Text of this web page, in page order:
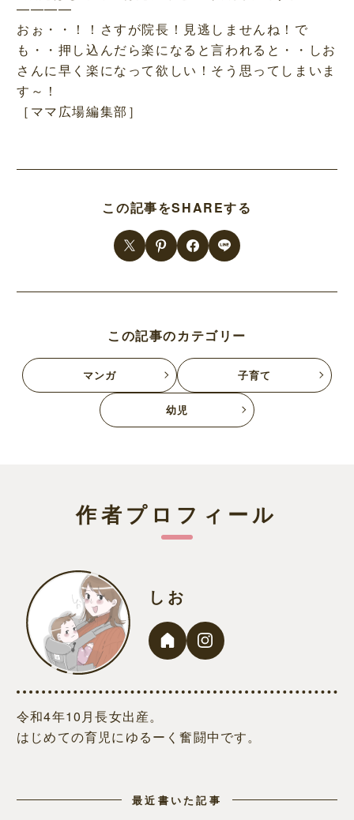
————
おぉ・・！！さすが院長！見逃しませんね！で
も・・押し込んだら楽になると言われると・・しお
さんに早く楽になって欲しい！そう思ってしまいま
す～！
［ママ広場編集部］
この記事をSHAREする
この記事のカテゴリー
マンガ 子育て
幼児
作者プロフィール
しお
令和4年10月長女出産。
はじめての育児にゆるーく奮闘中です。
最近書いた記事